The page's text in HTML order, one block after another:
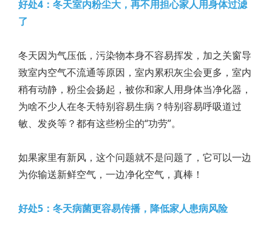
好处4：冬天室内粉尘大，再不用担心家人用身体过滤
了
冬天因为气压低，污染物本身不容易挥发，加之关窗导
致室内空气不流通等原因，室内累积灰尘会更多，室内
稍有动静，粉尘会扬起，被你和家人用身体当净化器，
为啥不少人在冬天特别容易生病？特别容易呼吸道过
敏、发炎等？都有这些粉尘的“功劳”。
如果家里有新风，这个问题就不是问题了，它可以一边
为你输送新鲜空气，一边净化空气，真棒！
好处5：冬天病菌更容易传播，降低家人患病风险